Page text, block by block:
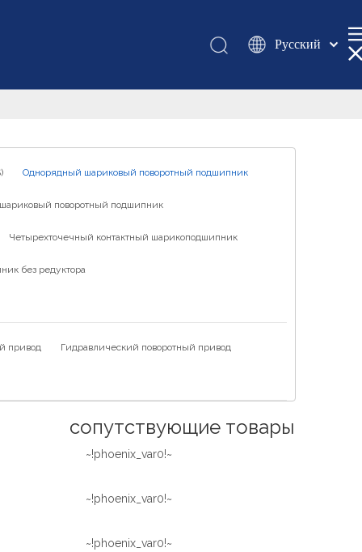
Pусский
românesc
简体中文
Однорядный шариковый поворотный подшипник
поворотный подшипник
Четырехточечный контактный шарикоподшипник
без редуктора
привод Гидравлический поворотный привод
сопутствующие товары
~!phoenix_var0!~
~!phoenix_var0!~
~!phoenix_var0!~